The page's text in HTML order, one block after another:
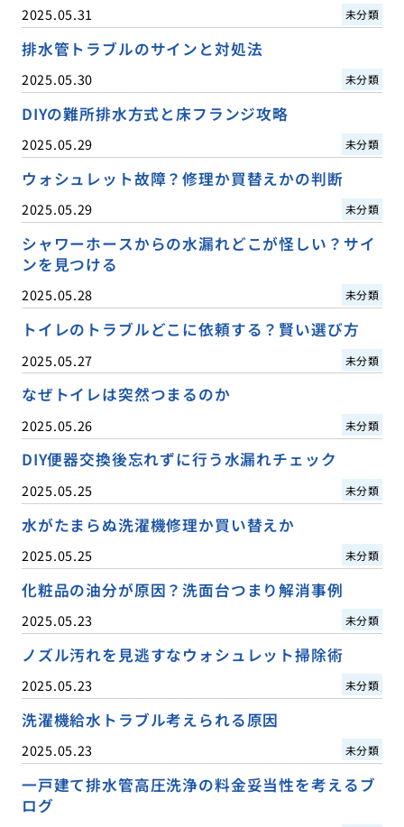
2025.05.31 未分類
排水管トラブルのサインと対処法
2025.05.30 未分類
DIYの難所排水方式と床フランジ攻略
2025.05.29 未分類
ウォシュレット故障？修理か買替えかの判断
2025.05.29 未分類
シャワーホースからの水漏れどこが怪しい？サイ
ンを見つける
2025.05.28 未分類
トイレのトラブルどこに依頼する？賢い選び方
2025.05.27 未分類
なぜトイレは突然つまるのか
2025.05.26 未分類
DIY便器交換後忘れずに行う水漏れチェック
2025.05.25 未分類
水がたまらぬ洗濯機修理か買い替えか
2025.05.25 未分類
化粧品の油分が原因？洗面台つまり解消事例
2025.05.23 未分類
ノズル汚れを見逃すなウォシュレット掃除術
2025.05.23 未分類
洗濯機給水トラブル考えられる原因
2025.05.23 未分類
一戸建て排水管高圧洗浄の料金妥当性を考えるブ
ログ